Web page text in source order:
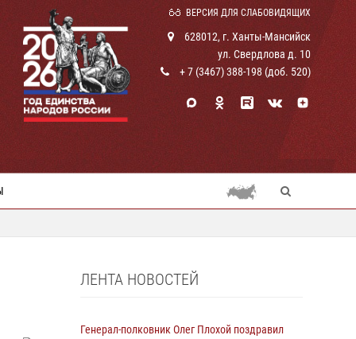
ВЕРСИЯ ДЛЯ СЛАБОВИДЯЩИХ
628012, г. Ханты-Мансийск
ул. Свердлова д. 10
+ 7 (3467) 388-198 (доб. 520)
ЛЕНТА НОВОСТЕЙ
Генерал-полковник Олег Плохой поздравил